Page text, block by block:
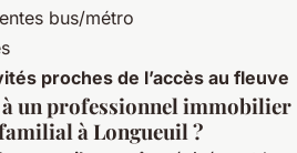
bus/métro
proches de l’accès au fleuve
un professionnel immobilier
à Longueuil ?